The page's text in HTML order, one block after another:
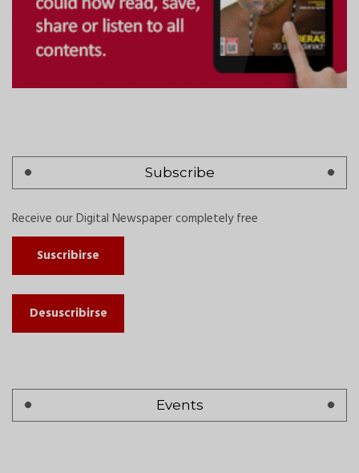
Subscribe
Receive our Digital Newspaper completely free
Suscribirse
Desuscribirse
Events